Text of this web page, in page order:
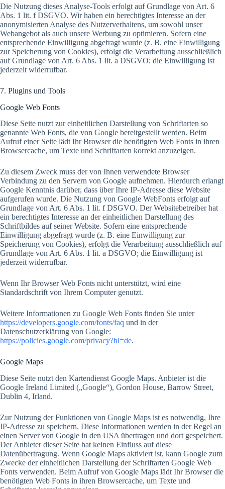
Die Nutzung dieses Analyse-Tools erfolgt auf Grundlage von Art. 6
Abs. 1 lit. f DSGVO. Wir haben ein berechtigtes Interesse an der
anonymisierten Analyse des Nutzerverhaltens, um sowohl unser
Webangebot als auch unsere Werbung zu optimieren. Sofern eine
entsprechende Einwilligung abgefragt wurde (z. B. eine Einwilligung
zur Speicherung von Cookies), erfolgt die Verarbeitung ausschließlich
auf Grundlage von Art. 6 Abs. 1 lit. a DSGVO; die Einwilligung ist
jederzeit widerrufbar.
7. Plugins und Tools
Google Web Fonts
Diese Seite nutzt zur einheitlichen Darstellung von Schriftarten so
genannte Web Fonts, die von Google bereitgestellt werden. Beim
Aufruf einer Seite lädt Ihr Browser die benötigten Web Fonts in ihren
Browsercache, um Texte und Schriftarten korrekt anzuzeigen.
Zu diesem Zweck muss der von Ihnen verwendete Browser
Verbindung zu den Servern von Google aufnehmen. Hierdurch erlangt
Google Kenntnis darüber, dass über Ihre IP-Adresse diese Website
aufgerufen wurde. Die Nutzung von Google WebFonts erfolgt auf
Grundlage von Art. 6 Abs. 1 lit. f DSGVO. Der Websitebetreiber hat
ein berechtigtes Interesse an der einheitlichen Darstellung des
Schriftbildes auf seiner Website. Sofern eine entsprechende
Einwilligung abgefragt wurde (z. B. eine Einwilligung zur
Speicherung von Cookies), erfolgt die Verarbeitung ausschließlich auf
Grundlage von Art. 6 Abs. 1 lit. a DSGVO; die Einwilligung ist
jederzeit widerrufbar.
Wenn Ihr Browser Web Fonts nicht unterstützt, wird eine
Standardschrift von Ihrem Computer genutzt.
Weitere Informationen zu Google Web Fonts finden Sie unter
https://developers.google.com/fonts/faq und in der
Datenschutzerklärung von Google:
https://policies.google.com/privacy?hl=de.
Google Maps
Diese Seite nutzt den Kartendienst Google Maps. Anbieter ist die
Google Ireland Limited („Google“), Gordon House, Barrow Street,
Dublin 4, Irland.
Zur Nutzung der Funktionen von Google Maps ist es notwendig, Ihre
IP-Adresse zu speichern. Diese Informationen werden in der Regel an
einen Server von Google in den USA übertragen und dort gespeichert.
Der Anbieter dieser Seite hat keinen Einfluss auf diese
Datenübertragung. Wenn Google Maps aktiviert ist, kann Google zum
Zwecke der einheitlichen Darstellung der Schriftarten Google Web
Fonts verwenden. Beim Aufruf von Google Maps lädt Ihr Browser die
benötigten Web Fonts in ihren Browsercache, um Texte und